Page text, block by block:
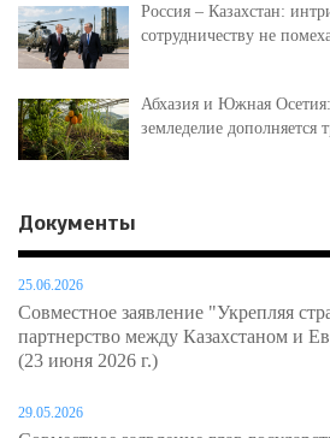
Россия – Казахстан:
сотрудничеству не
Абхазия и Южная Осетия:
земледелие дополняется
Документы
25.06.2026
Совместное заявление "Укрепляя
партнерство между Казахстаном и
(23 июня 2026 г.)
29.05.2026